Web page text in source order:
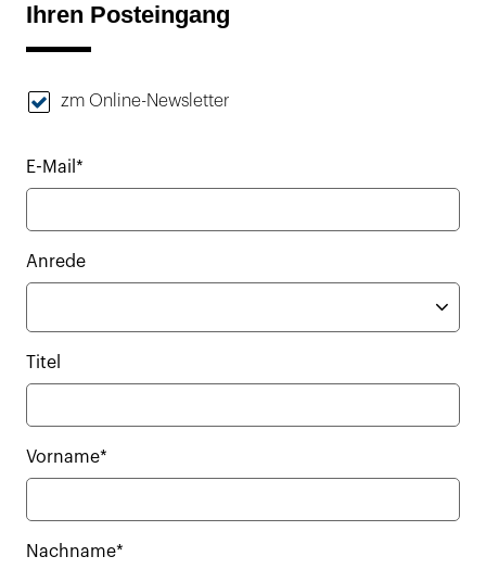
Ihren Posteingang
zm Online-Newsletter
E-Mail*
Anrede
Titel
Vorname*
Nachname*